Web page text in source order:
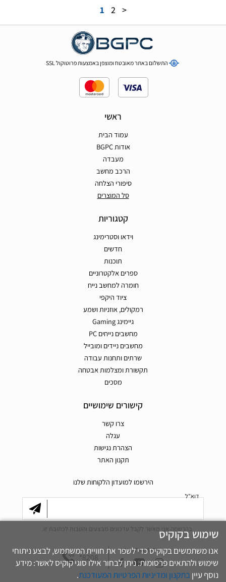
1 2 >
התשלום באתר מאובטח ומוצפן באמצעות פרוטוקול SSL
ראשי
עמוד הבית
אודות BGPC
מעבדה
הרכב מחשב
סיפורי הצלחה
סל המוצרים
קטגוריות
וידאו וסטרימינג
חדשים
תוכנות
ספרים אלקטרוניים
חומרה למחשב נייח
ציוד היקפי
רמקולים, אוזניות ושמע
גיימינג Gaming
מחשבים נייחים PC
מחשבים ניידים ומובייל
שרתים ותחנות עבודה
תקשורת ומצלמות אבטחה
מסכים
קישורים שימושיים
צרו קשר
עגלה
הצהרת נגישות
תקנון האתר
הירשמו למועדון הלקוחות שלנו
דוא"ל
בהרשמה אני מאשר לקבל עדכונים מבצעים והטבות לכתובת זו.
חפשו אותנו גם
*8208
שימוש בקוקיס
אנו משתמשים בקוקיס כדי לשפר את חוויית המשתמש, לבצע ניתוחי
שימוש ולהתאים פרסומות. ניתן לבחור אילו סוגי קוקיס לאשר: מידע
נוסף עייןבתקנון ומדיניות הפרטיות המעודכנת.